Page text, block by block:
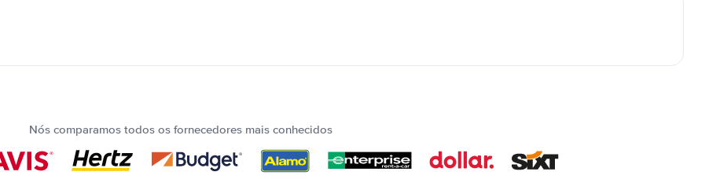
Nós comparamos todos os fornecedores mais conhecidos